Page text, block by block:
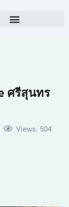
ศรีสุนทร
Views: 504